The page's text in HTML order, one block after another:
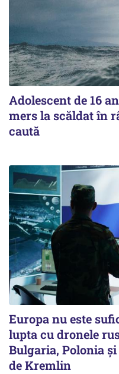
Adolescent de 16
mers la scăldat în
caută
Europa nu este
lupta cu dronele
Bulgaria, Polonia
de Kremlin